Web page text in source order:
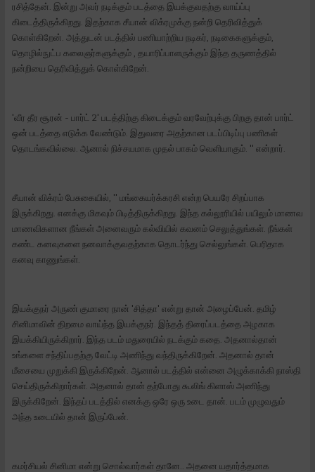
ரசித்தேன். இன்று அவர் நடிக்கும் படத்தை இயக்குவதற்கு வாய்ப்பு
கிடைத்திருக்கிறது. இதற்காக சீயான் விக்ரமுக்கு நன்றி தெரிவித்துக்
கொள்கிறேன். அத்துடன் படத்தில் பணியாற்றிய நடிகர், நடிகைகளுக்கும்,
தொழில்நுட்ப கலைஞர்களுக்கும் , தயாரிப்பாளருக்கும் இந்த தருணத்தில்
நன்றியை தெரிவித்துக் கொள்கிறேன்.
'வீர தீர சூரன் - பார்ட் 2' படத்திற்கு கிடைக்கும் வரவேற்புக்கு பிறகு தான் பார்ட்
ஒன் படத்தை எடுக்க வேண்டும். இதுவரை அதற்கான படப்பிடிப்பு பணிகள்
தொடங்கவில்லை. ஆனால் நிச்சயமாக முதல் பாகம் வெளியாகும்.‌ '' என்றார்.
சீயான் விக்ரம் பேசுகையில், '' மங்கையர்க்கரசி என்ற பெயரே சிறப்பாக
இருக்கிறது. எனக்கு மிகவும் பிடித்திருக்கிறது. இந்த கல்லூரியில் பயிலும் மாணவ
மாணவிகளான நீங்கள் அனைவரும் கல்வியில் கவனம் செலுத்துங்கள். நீங்கள்
கண்ட கனவுகளை நனவாக்குவதற்காக தொடர்ந்து செல்லுங்கள். பெரிதாக
கனவு காணுங்கள்.
இயக்குநர் அருண் குமாரை நான் 'சித்தா' என்று தான் அழைப்பேன். தமிழ்
சினிமாவின் திறமை வாய்ந்த இயக்குநர். இந்தத் திரைப்படத்தை அழகாக
இயக்கியிருக்கிறார். இந்த படம் மதுரையில் நடக்கும் கதை. அதனால்தான்
உங்களை சந்திப்பதற்கு வேட்டி அணிந்து வந்திருக்கிறேன். அதனால் தான்
மீசையை முறுக்கி இருக்கிறேன். ஆனால் படத்தில் என்னை அழுக்காக்கி நாஸ்தி
செய்திருக்கிறார்கள். அதனால் தான் தற்போது கூலிங் கிளாஸ் அணிந்து
இருக்கிறேன். இந்தப் படத்தில் எனக்கு ஒரே ஒரு உடை தான். படம் முழுவதும்
அந்த உடையில் தான் இருப்பேன்.
கமர்சியல் சினிமா என்று சொல்வார்கள் தானே.. அதனை யதார்த்தமாக